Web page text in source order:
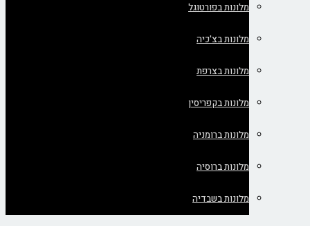
מלונות בפורטוגל
מלונות בצ'כיה
מלונות בצרפת
מלונות בקפריסין
מלונות ברומניה
מלונות ברוסיה
מלונות בשבדיה